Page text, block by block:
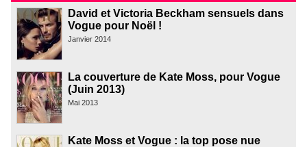
David et Victoria Beckham sensuels dans
Vogue pour Noël !
Janvier 2014
La couverture de Kate Moss, pour Vogue
(Juin 2013)
Mai 2013
Kate Moss et Vogue : la top pose nue